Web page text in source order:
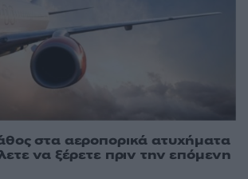
στα αεροπορικά ατυχήματα
να ξέρετε πριν την επόμενη